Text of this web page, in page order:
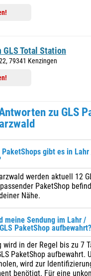
GLS Total Station
79341 Kenzingen
zu GLS
PaketShops gibt es in Lahr
werden aktuell 12
PaketShop
Nähe.
meine Sendung im Lahr /
PaketShop aufbewahrt?
wird in der Regel bis zu 7
PaketShop aufbewahrt.
wird zur
benötigt. Für eine